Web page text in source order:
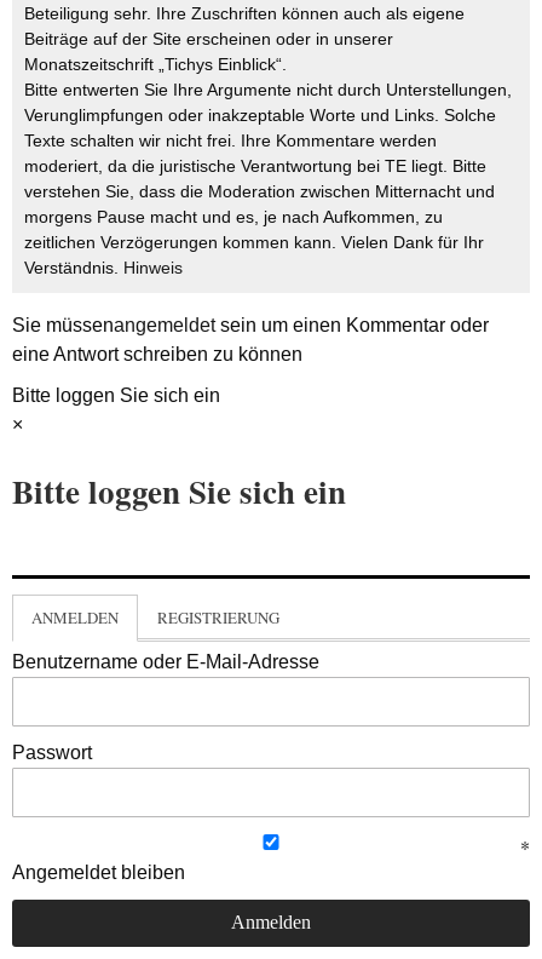
Beteiligung sehr. Ihre Zuschriften können auch als eigene
Beiträge auf der Site erscheinen oder in unserer
Monatszeitschrift „Tichys Einblick“.
Bitte entwerten Sie Ihre Argumente nicht durch Unterstellungen,
Verunglimpfungen oder inakzeptable Worte und Links. Solche
Texte schalten wir nicht frei. Ihre Kommentare werden
moderiert, da die juristische Verantwortung bei TE liegt. Bitte
verstehen Sie, dass die Moderation zwischen Mitternacht und
morgens Pause macht und es, je nach Aufkommen, zu
zeitlichen Verzögerungen kommen kann. Vielen Dank für Ihr
Verständnis. Hinweis
Sie müssenangemeldetsein um einen Kommentar oder
eine Antwort schreiben zu können
Bitte loggen Sie sich ein
×
Bitte loggen Sie sich ein
ANMELDEN REGISTRIERUNG
Benutzername oder E-Mail-Adresse
Passwort
Angemeldet bleiben